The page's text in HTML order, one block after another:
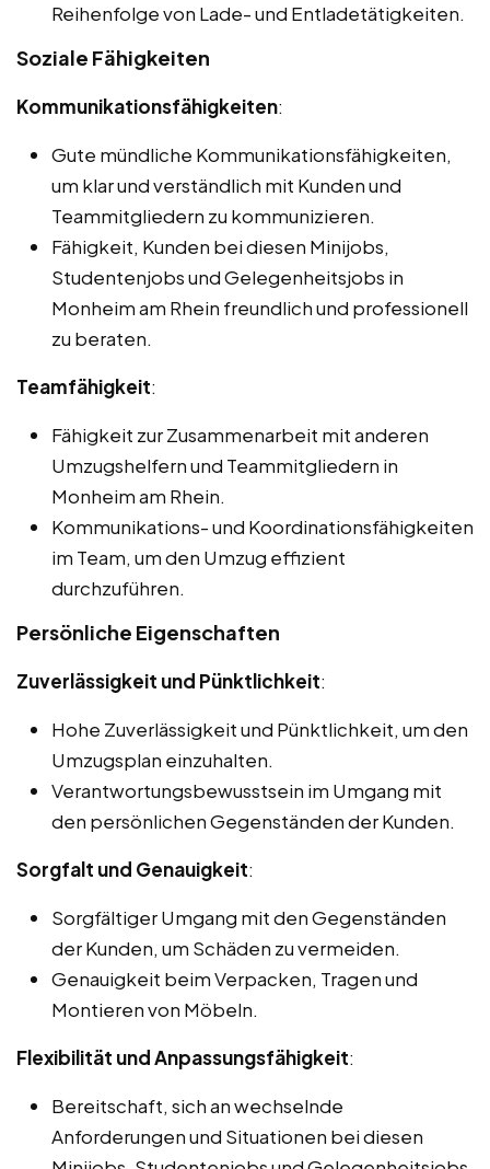
Reihenfolge von Lade- und Entladetätigkeiten.
Soziale Fähigkeiten
Kommunikationsfähigkeiten:
Gute mündliche Kommunikationsfähigkeiten,
um klar und verständlich mit Kunden und
Teammitgliedern zu kommunizieren.
Fähigkeit, Kunden bei diesen Minijobs,
Studentenjobs und Gelegenheitsjobs in
Monheim am Rhein freundlich und professionell
zu beraten.
Teamfähigkeit:
Fähigkeit zur Zusammenarbeit mit anderen
Umzugshelfern und Teammitgliedern in
Monheim am Rhein.
Kommunikations- und Koordinationsfähigkeiten
im Team, um den Umzug effizient
durchzuführen.
Persönliche Eigenschaften
Zuverlässigkeit und Pünktlichkeit:
Hohe Zuverlässigkeit und Pünktlichkeit, um den
Umzugsplan einzuhalten.
Verantwortungsbewusstsein im Umgang mit
den persönlichen Gegenständen der Kunden.
Sorgfalt und Genauigkeit:
Sorgfältiger Umgang mit den Gegenständen
der Kunden, um Schäden zu vermeiden.
Genauigkeit beim Verpacken, Tragen und
Montieren von Möbeln.
Flexibilität und Anpassungsfähigkeit:
Bereitschaft, sich an wechselnde
Anforderungen und Situationen bei diesen